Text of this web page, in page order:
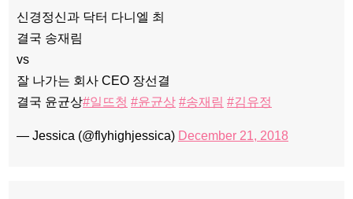
신경정신과 닥터 다니엘 최
결국 송재림
vs
잘 나가는 회사 CEO 장선결
결국 윤균상#일뜨청 #윤균상 #송재림 #김유정
— Jessica (@flyhighjessica) December 21, 2018